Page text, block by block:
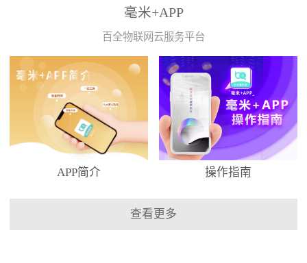
毫米+APP
百全物联网云服务平台
APP简介 操作指南
查看更多